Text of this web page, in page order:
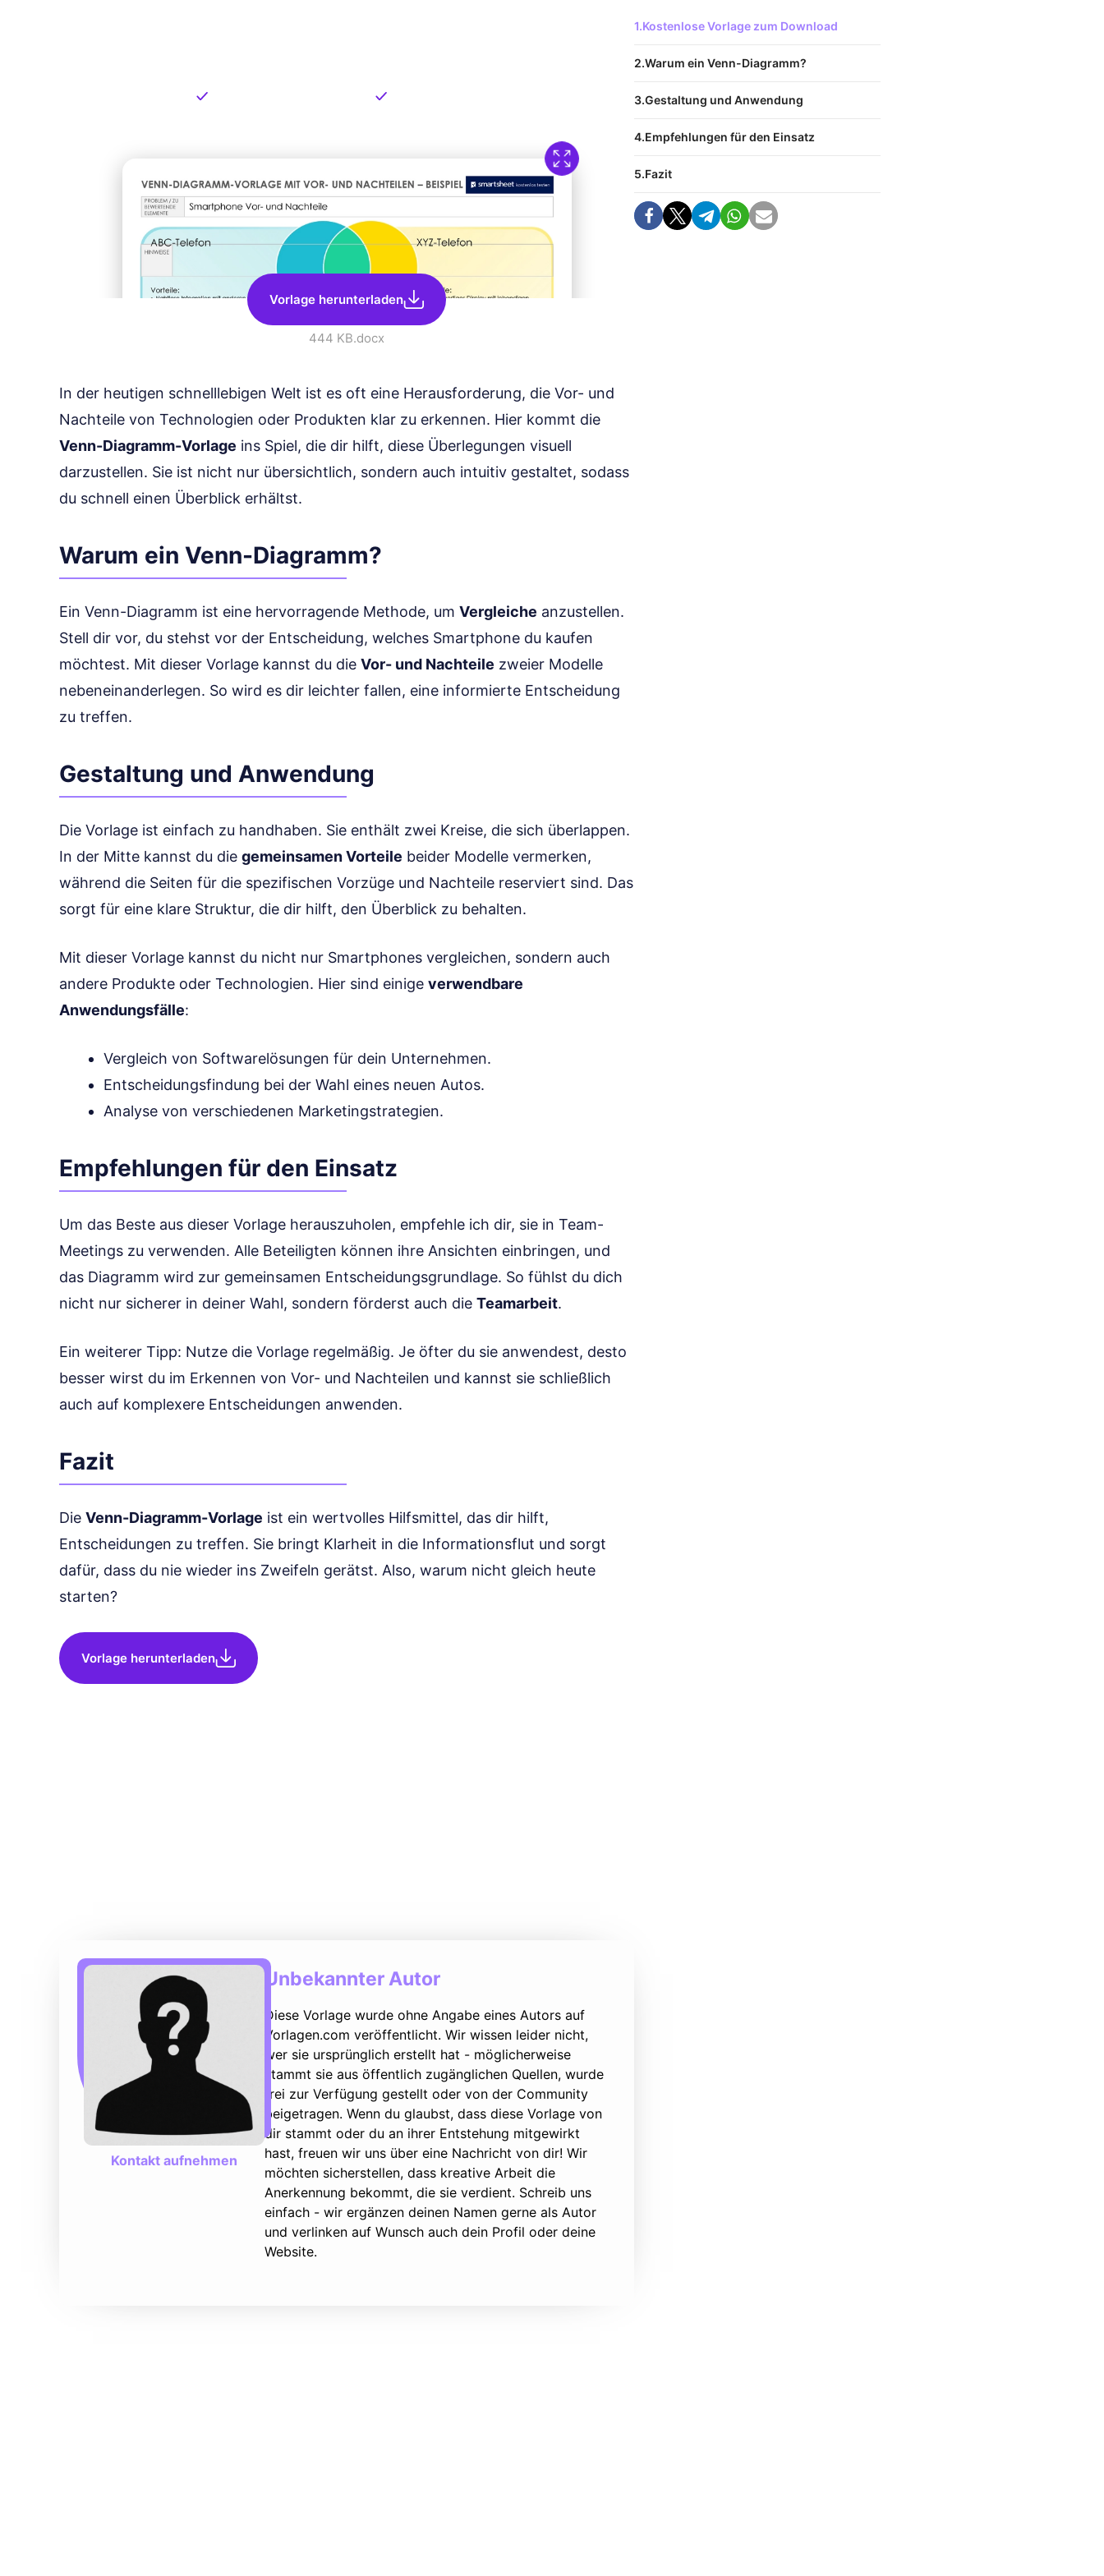
Vorlage herunterladen
444 KB.docx
In der heutigen schnelllebigen Welt ist es oft eine Herausforderung, die Vor- und
Nachteile von Technologien oder Produkten klar zu erkennen. Hier kommt die
Venn-Diagramm-Vorlage ins Spiel, die dir hilft, diese Überlegungen visuell
darzustellen. Sie ist nicht nur übersichtlich, sondern auch intuitiv gestaltet, sodass
du schnell einen Überblick erhältst.
Warum ein Venn-Diagramm?
Ein Venn-Diagramm ist eine hervorragende Methode, um Vergleiche anzustellen.
Stell dir vor, du stehst vor der Entscheidung, welches Smartphone du kaufen
möchtest. Mit dieser Vorlage kannst du die Vor- und Nachteile zweier Modelle
nebeneinanderlegen. So wird es dir leichter fallen, eine informierte Entscheidung
zu treffen.
Gestaltung und Anwendung
Die Vorlage ist einfach zu handhaben. Sie enthält zwei Kreise, die sich überlappen.
In der Mitte kannst du die gemeinsamen Vorteile beider Modelle vermerken,
während die Seiten für die spezifischen Vorzüge und Nachteile reserviert sind. Das
sorgt für eine klare Struktur, die dir hilft, den Überblick zu behalten.
Mit dieser Vorlage kannst du nicht nur Smartphones vergleichen, sondern auch
andere Produkte oder Technologien. Hier sind einige verwendbare
Anwendungsfälle:
Vergleich von Softwarelösungen für dein Unternehmen.
Entscheidungsfindung bei der Wahl eines neuen Autos.
Analyse von verschiedenen Marketingstrategien.
Empfehlungen für den Einsatz
Um das Beste aus dieser Vorlage herauszuholen, empfehle ich dir, sie in Team-
Meetings zu verwenden. Alle Beteiligten können ihre Ansichten einbringen, und
das Diagramm wird zur gemeinsamen Entscheidungsgrundlage. So fühlst du dich
nicht nur sicherer in deiner Wahl, sondern förderst auch die Teamarbeit.
Ein weiterer Tipp: Nutze die Vorlage regelmäßig. Je öfter du sie anwendest, desto
besser wirst du im Erkennen von Vor- und Nachteilen und kannst sie schließlich
auch auf komplexere Entscheidungen anwenden.
Fazit
Die Venn-Diagramm-Vorlage ist ein wertvolles Hilfsmittel, das dir hilft,
Entscheidungen zu treffen. Sie bringt Klarheit in die Informationsflut und sorgt
dafür, dass du nie wieder ins Zweifeln gerätst. Also, warum nicht gleich heute
starten?
Vorlage herunterladen
Kontakt aufnehmen
Unbekannter Autor
Diese Vorlage wurde ohne Angabe eines Autors auf
Vorlagen.com veröffentlicht. Wir wissen leider nicht,
wer sie ursprünglich erstellt hat - möglicherweise
stammt sie aus öffentlich zugänglichen Quellen, wurde
frei zur Verfügung gestellt oder von der Community
beigetragen. Wenn du glaubst, dass diese Vorlage von
dir stammt oder du an ihrer Entstehung mitgewirkt
hast, freuen wir uns über eine Nachricht von dir! Wir
möchten sicherstellen, dass kreative Arbeit die
Anerkennung bekommt, die sie verdient. Schreib uns
einfach - wir ergänzen deinen Namen gerne als Autor
und verlinken auf Wunsch auch dein Profil oder deine
Website.
Kostenlose Vorlage zum Download
Warum ein Venn-Diagramm?
Gestaltung und Anwendung
Empfehlungen für den Einsatz
Fazit